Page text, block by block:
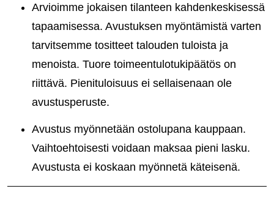
Arvioimme jokaisen tilanteen kahdenkeskisessä
tapaamisessa. Avustuksen myöntämistä varten
tarvitsemme tositteet talouden tuloista ja
menoista. Tuore toimeentulotukipäätös on
riittävä. Pienituloisuus ei sellaisenaan ole
avustusperuste.
Avustus myönnetään ostolupana kauppaan.
Vaihtoehtoisesti voidaan maksaa pieni lasku.
Avustusta ei koskaan myönnetä käteisenä.